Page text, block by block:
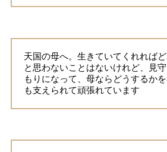
天国の母へ。生きていてくれれば
と思わないことはないけれど、見
もりになって、母ならどうするか
も支えられて頑張れています